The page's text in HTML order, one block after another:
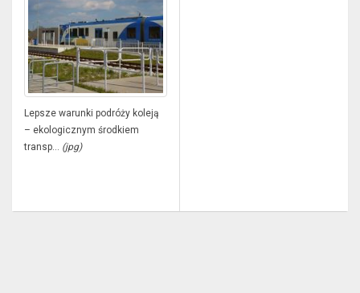
Lepsze warunki podróży koleją
– ekologicznym środkiem
transp... (jpg)